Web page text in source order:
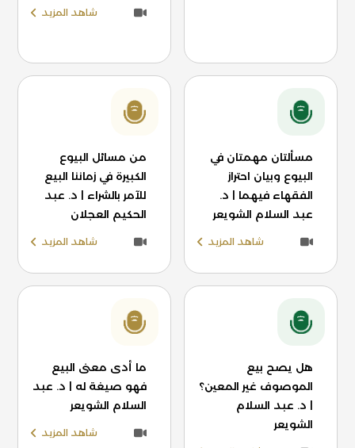
شاهد المزيد
مسألتان مهمتان في
البيوع وبيان احتراز
الفقهاء فيهما | د.
عبد السلام الشويعر
شاهد المزيد
من مسائل البيوع
الكبيرة في زماننا البيع
للآمر بالشراء | د. عبد
الحكيم العجلان
شاهد المزيد
هل يصح بيع
الموصوف غير المعين؟
| د. عبد السلام
الشويعر
ما أدى معنى البيع
فهو صيغة له | د. عبد
السلام الشويعر
شاهد المزيد